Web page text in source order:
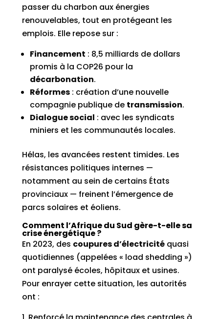
passer du charbon aux énergies
renouvelables, tout en protégeant les
emplois. Elle repose sur :
Financement : 8,5 milliards de dollars
promis à la COP26 pour la
décarbonation.
Réformes: création d’une nouvelle
compagnie publique de transmission.
Dialogue social : avec les syndicats
miniers et les communautés locales.
Hélas, les avancées restent timides. Les
résistances politiques internes —
notamment au sein de certains États
provinciaux — freinent l’émergence de
parcs solaires et éoliens.
Comment l’Afrique du Sud gère-t-elle sa
crise énergétique ?
En 2023, des coupures d’électricitéquasi
quotidiennes (appelées « load shedding »)
ont paralysé écoles, hôpitaux et usines.
Pour enrayer cette situation, les autorités
ont :